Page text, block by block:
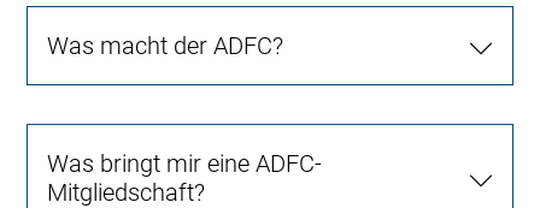
Was macht der ADFC?
Was bringt mir eine ADFC-
Mitgliedschaft?